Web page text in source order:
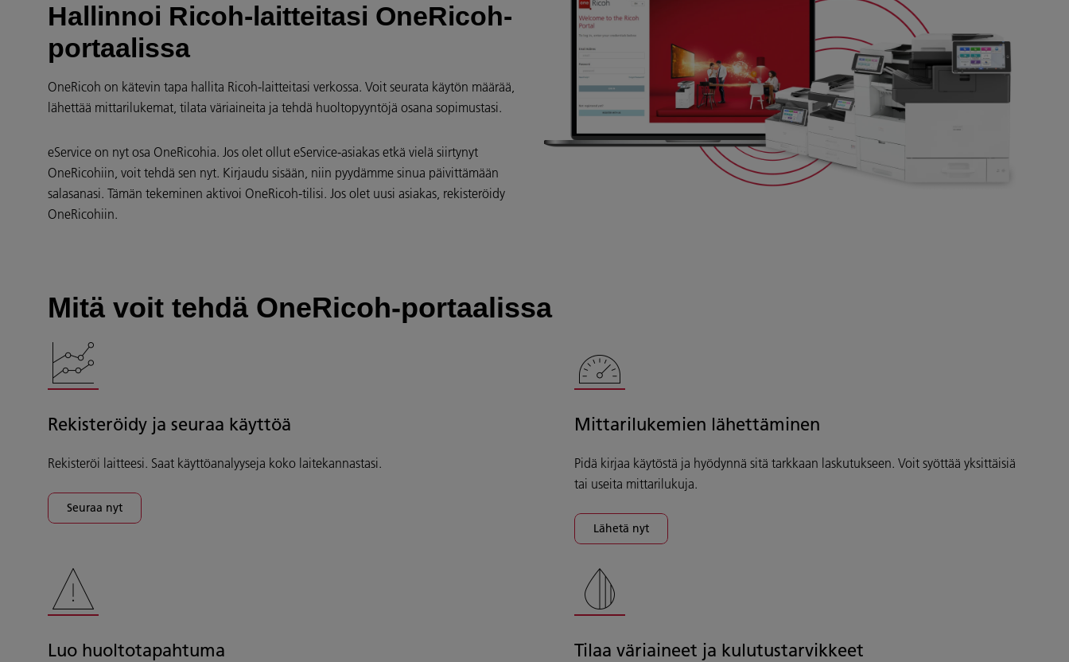
Hallinnoi Ricoh-laitteitasi OneRicoh-
portaalissa
OneRicoh on kätevin tapa hallita Ricoh-laitteitasi verkossa. Voit seurata käytön määrää,
lähettää mittarilukemat, tilata väriaineita ja tehdä huoltopyyntöjä osana sopimustasi.
eService on nyt osa OneRicohia. Jos olet ollut eService-asiakas etkä vielä siirtynyt
OneRicohiin, voit tehdä sen nyt. Kirjaudu sisään, niin pyydämme sinua päivittämään
salasanasi. Tämän tekeminen aktivoi OneRicoh-tilisi. Jos olet uusi asiakas, rekisteröidy
OneRicohiin.
Mitä voit tehdä OneRicoh-portaalissa
Rekisteröidy ja seuraa käyttöä
Rekisteröi laitteesi. Saat käyttöanalyyseja koko laitekannastasi.
Seuraa nyt
Mittarilukemien lähettäminen
Pidä kirjaa käytöstä ja hyödynnä sitä tarkkaan laskutukseen. Voit syöttää yksittäisiä
tai useita mittarilukuja.
Lähetä nyt
Luo huoltotapahtuma Tilaa väriaineet ja kulutustarvikkeet